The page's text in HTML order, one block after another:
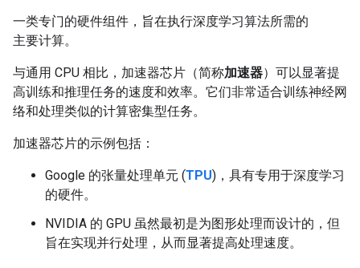
一类专门的硬件组件，旨在执行深度学习算法所需的
主要计算。
与通用 CPU 相比，加速器芯片（简称加速器）可以显著提
高训练和推理任务的速度和效率。它们非常适合训练神经网
络和处理类似的计算密集型任务。
加速器芯片的示例包括：
Google 的张量处理单元 (TPU)，具有专用于深度学习
的硬件。
NVIDIA 的 GPU 虽然最初是为图形处理而设计的，但
旨在实现并行处理，从而显著提高处理速度。